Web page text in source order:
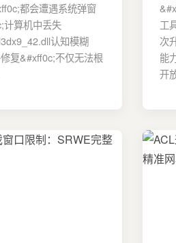
都会遭遇系统弹窗
计算机中丢失
认知模糊
复&#xff0c;不仅无法根
工
次
能
开